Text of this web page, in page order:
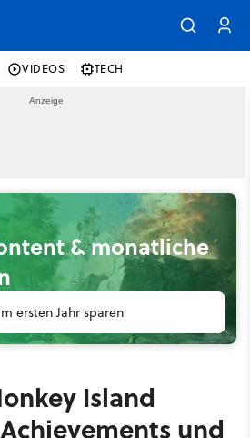
VIDEOS TECH
& monatliche
ersten Jahr sparen
Island
und